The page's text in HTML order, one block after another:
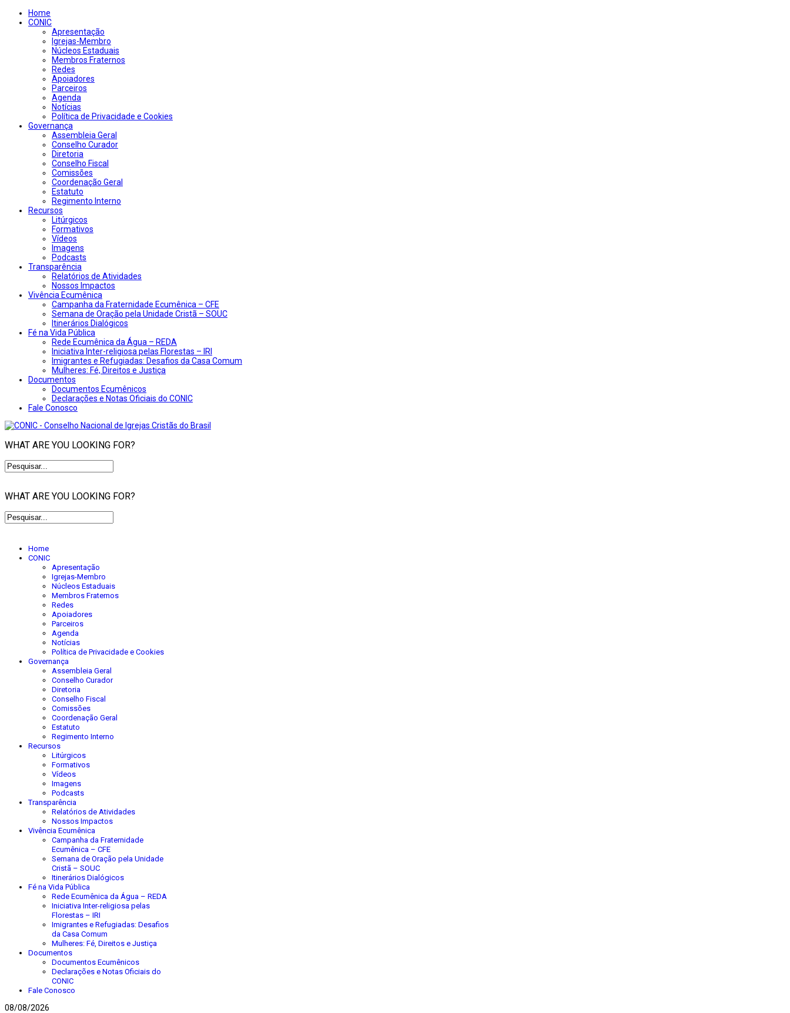
Home
CONIC
Apresentação
Igrejas-Membro
Núcleos Estaduais
Membros Fraternos
Redes
Apoiadores
Parceiros
Agenda
Notícias
Política de Privacidade e Cookies
Governança
Assembleia Geral
Conselho Curador
Diretoria
Conselho Fiscal
Comissões
Coordenação Geral
Estatuto
Regimento Interno
Recursos
Litúrgicos
Formativos
Vídeos
Imagens
Podcasts
Transparência
Relatórios de Atividades
Nossos Impactos
Vivência Ecumênica
Campanha da Fraternidade Ecumênica – CFE
Semana de Oração pela Unidade Cristã – SOUC
Itinerários Dialógicos
Fé na Vida Pública
Rede Ecumênica da Água – REDA
Iniciativa Inter-religiosa pelas Florestas – IRI
Imigrantes e Refugiadas: Desafios da Casa Comum
Mulheres: Fé, Direitos e Justiça
Documentos
Documentos Ecumênicos
Declarações e Notas Oficiais do CONIC
Fale Conosco
WHAT ARE YOU LOOKING FOR?
WHAT ARE YOU LOOKING FOR?
Home
CONIC
Apresentação
Igrejas-Membro
Núcleos Estaduais
Membros Fraternos
Redes
Apoiadores
Parceiros
Agenda
Notícias
Política de Privacidade e Cookies
Governança
Assembleia Geral
Conselho Curador
Diretoria
Conselho Fiscal
Comissões
Coordenação Geral
Estatuto
Regimento Interno
Recursos
Litúrgicos
Formativos
Vídeos
Imagens
Podcasts
Transparência
Relatórios de Atividades
Nossos Impactos
Vivência Ecumênica
Campanha da Fraternidade
Ecumênica – CFE
Semana de Oração pela Unidade
Cristã – SOUC
Itinerários Dialógicos
Fé na Vida Pública
Rede Ecumênica da Água – REDA
Iniciativa Inter-religiosa pelas
Florestas – IRI
Imigrantes e Refugiadas: Desafios
da Casa Comum
Mulheres: Fé, Direitos e Justiça
Documentos
Documentos Ecumênicos
Declarações e Notas Oficiais do
CONIC
Fale Conosco
08/08/2026